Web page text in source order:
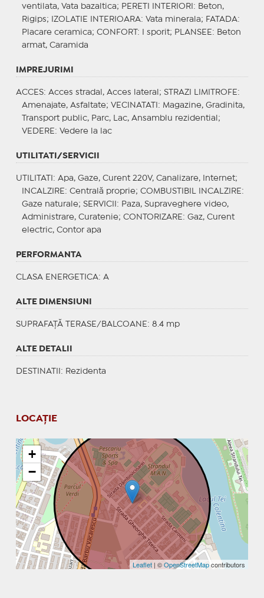
ventilata, Vata bazaltica; PERETI INTERIORI : Beton,
Rigips;
IZOLATIE INTERIOARA: Vata minerala; FATADA:
Placare ceramica; CONFORT : I sporit; PLANSEE : Beton
armat, Caramida
IMPREJURIMI
ACCES: Acces stradal, Acces lateral; STRAZI LIMITROFE :
Amenajate, Asfaltate; VECINATATI : Magazine, Gradinita,
Transport public, Parc, Lac, Ansamblu rezidential;
VEDERE : Vedere la lac
UTILITATI/SERVICII
UTILITATI : Apa, Gaze, Curent 220V, Canalizare, Internet;
INCALZIRE : Centrală proprie; COMBUSTIBIL INCALZIRE :
Gaze naturale; SERVICII : Paza, Supraveghere video,
Administrare, Curatenie; CONTORIZARE : Gaz, Curent
electric, Contor apa
PERFORMANTA
CLASA ENERGETICA: A
ALTE DIMENSIUNI
SUPRAFAȚĂ TERASE/BALCOANE: 8.4 mp
ALTE DETALII
DESTINATII : Rezidenta
LOCAȚIE
+
−
Leaflet | ©OpenStreetMapcontributors